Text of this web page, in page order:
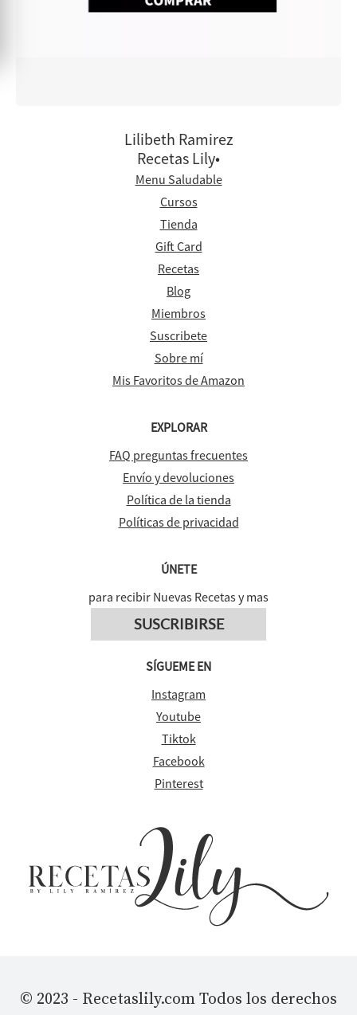
Lilibeth Ramirez
Recetas Lily•
Menu Saludable
Cursos
Tienda
Gift Card
Recetas
Blog
Miembros
Suscribete
Sobre mí
Mis Favoritos de Amazon
EXPLORAR
FAQ preguntas frecuentes
Envío y devoluciones
Política de la tienda
Políticas de privacidad
ÚNETE
para recibir Nuevas Recetas y mas
SUSCRIBIRSE
SÍGUEME EN
Instagram
Youtube
Tiktok
Facebook
Pinterest
© 2023 - Recetaslily.com Todos los derechos